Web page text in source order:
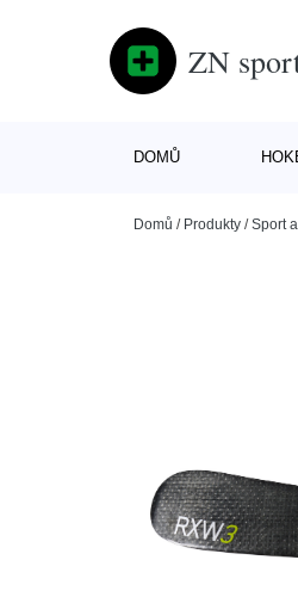
ZN
DOMŮ
Domů / Produkty /Sport